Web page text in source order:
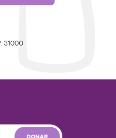
31000
DONAR